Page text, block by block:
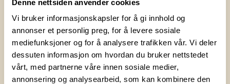
Denne nettsiden anvender cookies
Vi bruker informasjonskapsler for å gi innhold og
annonser et personlig preg, for å levere sosiale
mediefunksjoner og for å analysere trafikken vår. Vi deler
dessuten informasjon om hvordan du bruker nettstedet
vårt, med partnerne våre innen sosiale medier,
annonsering og analysearbeid, som kan kombinere den
Pris:17 800,-
I denne kategorien finnes plasser med noe utsikt
over Mjøsa og området. Plassene har god
beliggenhet og kortere avstand til våre fasiliteter.